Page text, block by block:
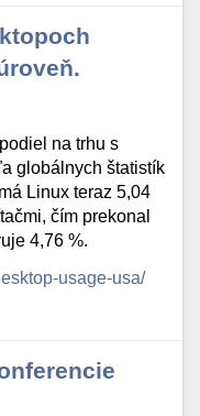
na trhu s
globálnych štatistík
Linux teraz 5,04
čím prekonal
4,76 %.
usage-usa/